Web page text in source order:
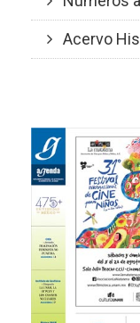
Acervo